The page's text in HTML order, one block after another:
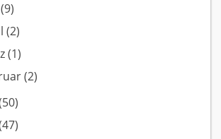
(9)
(2)
(1)
(2)